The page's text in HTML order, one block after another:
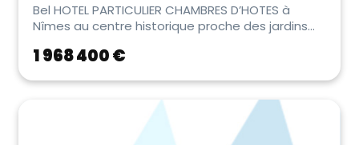
Bel HOTEL PARTICULIER CHAMBRES D’HOTES à
Nîmes au centre historique proche des jardins
1 968 400 €